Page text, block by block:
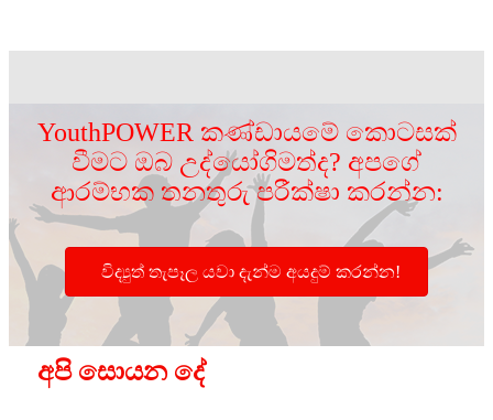
YouthPOWER කණ්ඩායමේ කොටසක්
වීමට ඔබ උද්යෝගිමත්ද? අපගේ
ආරම්භක තනතුරු පරීක්ෂා කරන්න:
විද්‍යුත් තැපෑල යවා දැන්ම අයදුම් කරන්න!
අපි සොයන දේ